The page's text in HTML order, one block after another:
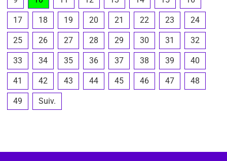
17 18 19 20 21 22 23 24
25 26 27 28 29 30 31 32
33 34 35 36 37 38 39 40
41 42 43 44 45 46 47 48
49 Suiv.